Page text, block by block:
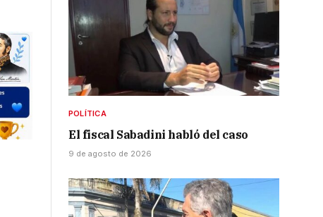
POLÍTICA
El fiscal Sabadini habló del caso
9 de agosto de 2026